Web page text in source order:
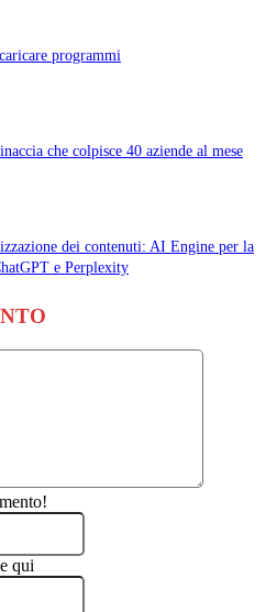
programmi
che colpisce 40 aziende al mese
dei contenuti: AI Engine per la
e Perplexity
Nome:*
qui
Email:*